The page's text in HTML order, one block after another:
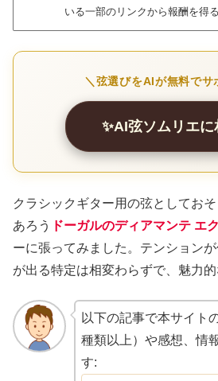
いる一部のリンクから報酬を得
＼弦選びをAIが無料でサ
✨AI弦ソムリエに
クラシックギター用の弦としてお
あろう
ドーガルのディアマンテ エ
ーに張ってみました。テンション
が出る特定は相変わらずで、魅力的
以下の記事で本サイト
種類以上）や感想、情
す: